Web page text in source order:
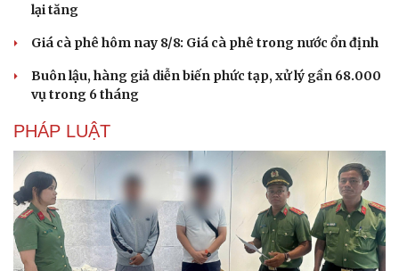
lại tăng
Giá cà phê hôm nay 8/8: Giá cà phê trong nước ổn định
Buôn lậu, hàng giả diễn biến phức tạp, xử lý gần 68.000
vụ trong 6 tháng
PHÁP LUẬT